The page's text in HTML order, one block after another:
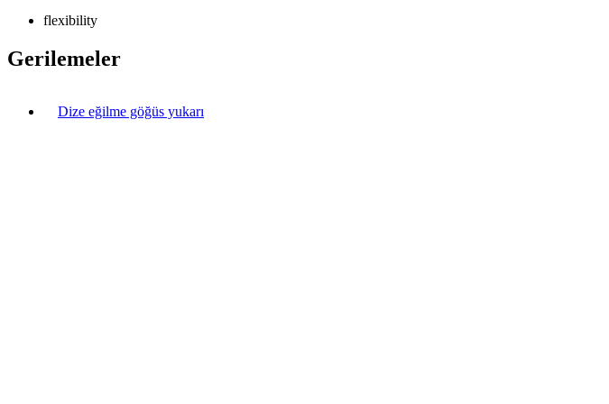
flexibility
Gerilemeler
Dize eğilme göğüs yukarı